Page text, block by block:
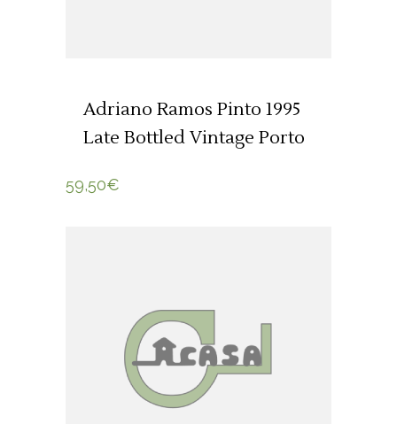
Adriano Ramos Pinto 1995
Late Bottled Vintage Porto
59,50€
ADICIONAR 🛒